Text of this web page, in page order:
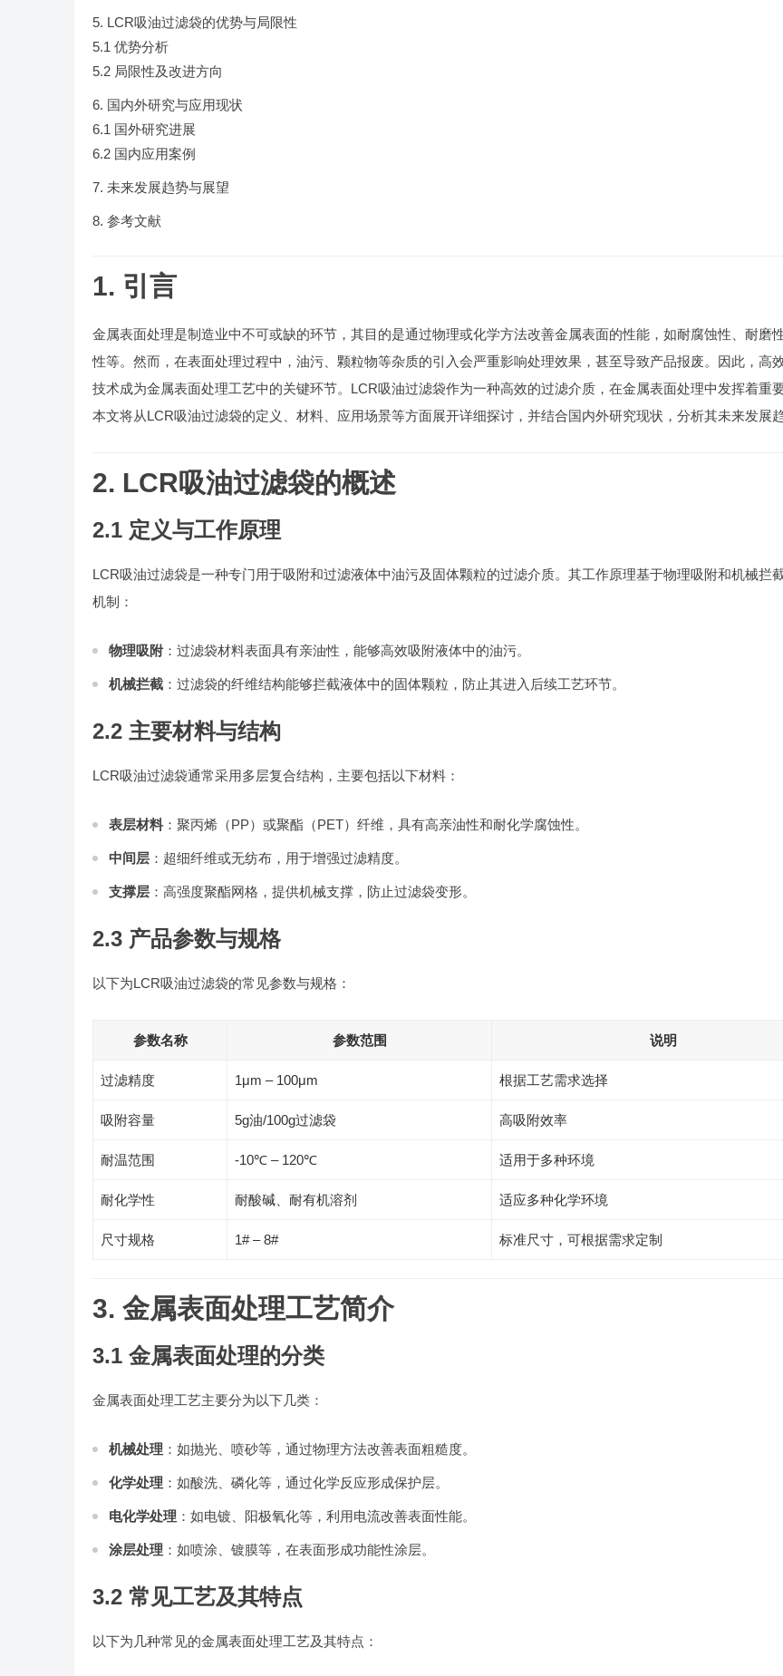
LCR吸油过滤袋的优势与局限性
5.1 优势分析
5.2 局限性及改进方向
国内外研究与应用现状
6.1 国外研究进展
6.2 国内应用案例
未来发展趋势与展望
参考文献
1. 引言
金属表面处理是制造业中不可或缺的环节，其目的是通过物理或化学方法改善金属表面的性能，如耐腐蚀性、耐磨
性等。然而，在表面处理过程中，油污、颗粒物等杂质的引入会严重影响处理效果，甚至导致产品报废。因此，高
技术成为金属表面处理工艺中的关键环节。LCR吸油过滤袋作为一种高效的过滤介质，在金属表面处理中发挥着重要
本文将从LCR吸油过滤袋的定义、材料、应用场景等方面展开详细探讨，并结合国内外研究现状，分析其未来发展趋
2. LCR吸油过滤袋的概述
2.1 定义与工作原理
LCR吸油过滤袋是一种专门用于吸附和过滤液体中油污及固体颗粒的过滤介质。其工作原理基于物理吸附和机械拦
机制：
物理吸附 ：过滤袋材料表面具有亲油性，能够高效吸附液体中的油污。
机械拦截 ：过滤袋的纤维结构能够拦截液体中的固体颗粒，防止其进入后续工艺环节。
2.2 主要材料与结构
LCR吸油过滤袋通常采用多层复合结构，主要包括以下材料：
表层材料 ：聚丙烯（PP）或聚酯（PET）纤维，具有高亲油性和耐化学腐蚀性。
中间层 ：超细纤维或无纺布，用于增强过滤精度。
支撑层 ：高强度聚酯网格，提供机械支撑，防止过滤袋变形。
2.3 产品参数与规格
以下为LCR吸油过滤袋的常见参数与规格：
参数名称 参数范围 说明
过滤精度 1μm – 100μm 根据工艺需求选择
吸附容量 5g油/100g过滤袋 高吸附效率
耐温范围 -10℃ – 120℃ 适用于多种环境
耐化学性 耐酸碱、耐有机溶剂 适应多种化学环境
尺寸规格 1# – 8# 标准尺寸，可根据需求定制
3. 金属表面处理工艺简介
3.1 金属表面处理的分类
金属表面处理工艺主要分为以下几类：
机械处理 ：如抛光、喷砂等，通过物理方法改善表面粗糙度。
化学处理 ：如酸洗、磷化等，通过化学反应形成保护层。
电化学处理 ：如电镀、阳极氧化等，利用电流改善表面性能。
涂层处理 ：如喷涂、镀膜等，在表面形成功能性涂层。
3.2 常见工艺及其特点
以下为几种常见的金属表面处理工艺及其特点：